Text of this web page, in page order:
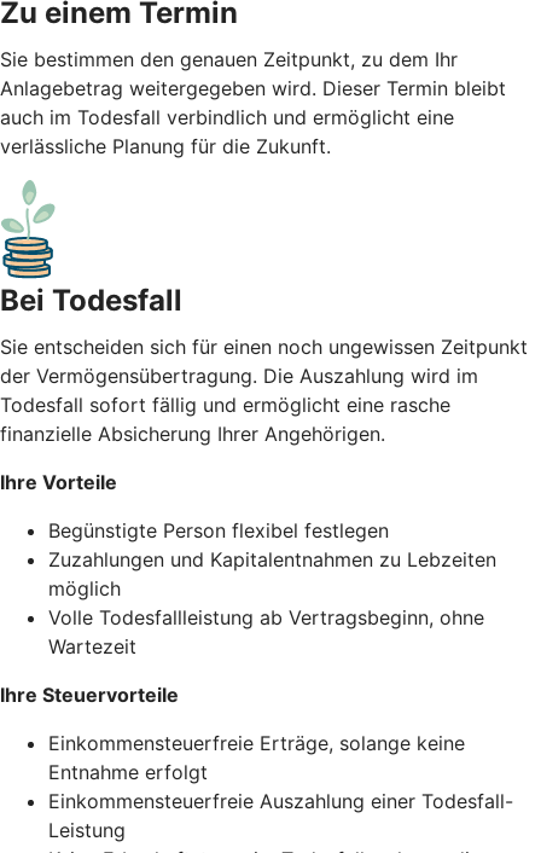
Zu einem Termin
Sie bestimmen den genauen Zeitpunkt, zu dem Ihr
Anlagebetrag weitergegeben wird. Dieser Termin bleibt
auch im Todesfall verbindlich und ermöglicht eine
verlässliche Planung für die Zukunft.
Bei Todesfall
Sie entscheiden sich für einen noch ungewissen Zeitpunkt
der Vermögensübertragung. Die Auszahlung wird im
Todesfall sofort fällig und ermöglicht eine rasche
finanzielle Absicherung Ihrer Angehörigen.
Ihre Vorteile
Begünstigte Person flexibel festlegen
Zuzahlungen und Kapitalentnahmen zu Lebzeiten
möglich
Volle Todesfallleistung ab Vertragsbeginn, ohne
Wartezeit
Ihre Steuervorteile
Einkommensteuerfreie Erträge, solange keine
Entnahme erfolgt
Einkommensteuerfreie Auszahlung einer Todesfall-
Leistung